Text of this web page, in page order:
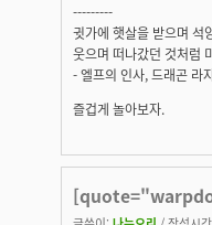
---------
귓가에 햇살을 받으며 석
웃으며 떠나갔던 것처럼
- 엘프의 인사, 드래곤 라
즐겁게 놀아보자.